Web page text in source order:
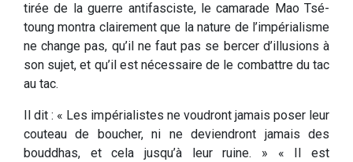
tirée de la guerre antifasciste, le camarade Mao Tsé-
toung montra clairement que la nature de l’impérialisme
ne change pas, qu’il ne faut pas se bercer d’illusions à
son sujet, et qu’il est nécessaire de le combattre du tac
au tac.
Il dit : « Les impérialistes ne voudront jamais poser leur
couteau de boucher, ni ne deviendront jamais des
bouddhas, et cela jusqu’à leur ruine. » « Il est